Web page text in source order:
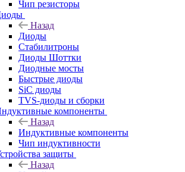
Чип резисторы
Назад
Диоды
Стабилитроны
Диоды Шоттки
Диодные мосты
Быстрые диоды
SiC диоды
TVS-диоды и сборки
компоненты
Назад
Индуктивные компоненты
Чип индуктивности
защиты
Назад